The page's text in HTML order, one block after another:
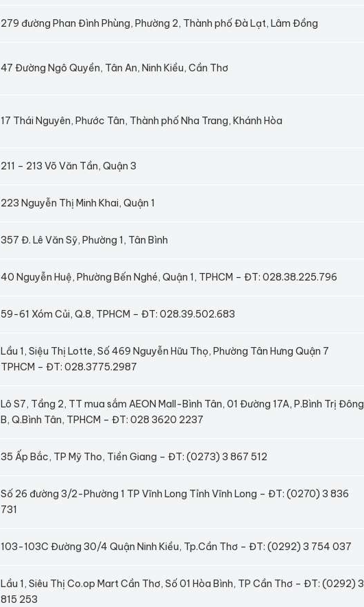
279 đường Phan Đình Phùng, Phường 2, Thành phố Đà Lạt, Lâm Đồng
47 Đường Ngô Quyền, Tân An, Ninh Kiều, Cần Thơ
17 Thái Nguyên, Phước Tân, Thành phố Nha Trang, Khánh Hòa
211 – 213 Võ Văn Tần, Quận 3
223 Nguyễn Thị Minh Khai, Quận 1
357 Đ. Lê Văn Sỹ, Phường 1, Tân Bình
40 Nguyễn Huệ, Phường Bến Nghé, Quận 1, TPHCM – ĐT: 028.38.225.796
59-61 Xóm Củi, Q.8, TPHCM – ĐT: 028.39.502.683
Lầu 1, Siệu Thị Lotte, Số 469 Nguyễn Hữu Thọ, Phường Tân Hưng Quận 7
TPHCM – ĐT: 028.3775.2987
Lô S7, Tầng 2, TT mua sắm AEON Mall-Bình Tân, 01 Đường 17A, P.Bình Trị Đông
B, Q.Bình Tân, TPHCM – ĐT: 028 3620 2237
35 Ấp Bắc, TP Mỹ Tho, Tiền Giang – ĐT: (0273) 3 867 512
Số 26 đường 3/2-Phường 1 TP Vĩnh Long Tỉnh Vĩnh Long – ĐT: (0270) 3 836
731
103-103C Đường 30/4 Quận Ninh Kiều, Tp.Cần Thơ – ĐT: (0292) 3 754 037
Lầu 1, Siêu Thị Co.op Mart Cần Thơ, Số 01 Hòa Bình, TP Cần Thơ – ĐT: (0292) 3
815 253